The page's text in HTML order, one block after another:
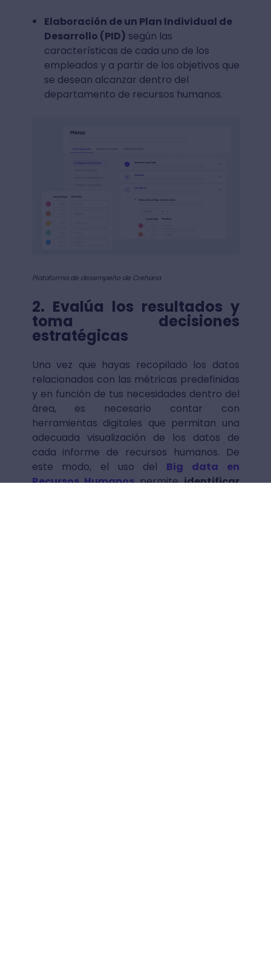
Elaboración de un Plan Individual de
Desarrollo (PID) según las
características de cada uno de los
empleados y a partir de los objetivos que
se desean alcanzar dentro del
departamento de recursos humanos.
Plataforma de desempeño de Crehana
2. Evalúa los resultados y
toma decisiones
estratégicas
Una vez que hayas recopilado los datos
relacionados con las métricas predefinidas
y en función de tus necesidades dentro del
área, es necesario contar con
herramientas digitales que permitan una
adecuada visualización de los datos de
cada informe de recursos humanos. De
este modo, el uso del Big data en
Recursos Humanospermiteidentificar